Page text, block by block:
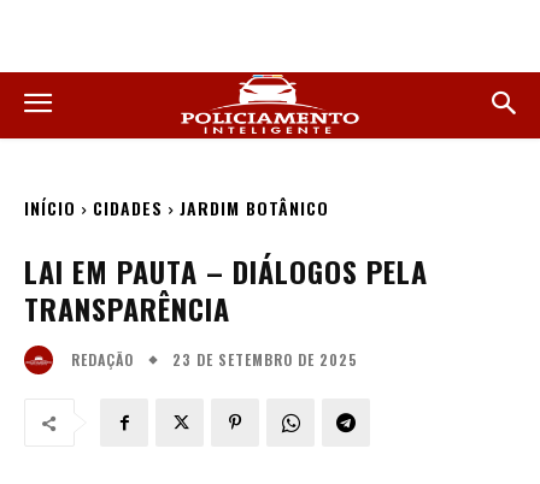
INÍCIO CIDADES JARDIM BOTÂNICO
LAI EM PAUTA – DIÁLOGOS PELA
TRANSPARÊNCIA
REDAÇÃO 23 DE SETEMBRO DE 2025